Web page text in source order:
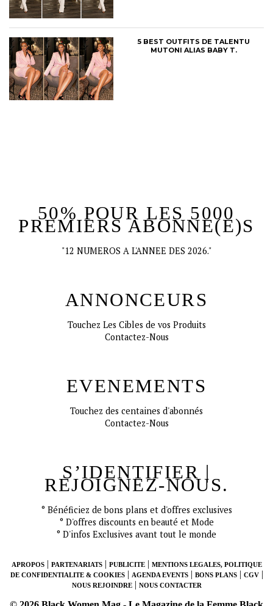
5 BEST OUTFITS DE TALENTU
MUTONI ALIAS BABY T.
50% POUR LES 5000
PREMIERS ABONNE(E)S
"12 NUMEROS A L'ANNEE DES 2026."
ANNONCEURS
Touchez Les Cibles de vos Produits
Contactez-Nous
EVENEMENTS
Touchez des centaines d'abonnés
Contactez-Nous
S’IDENTIFIER |
REJOIGNEZ-NOUS.
° Bénéficiez de bons plans et d'offres exclusives
° D'offres discounts en beauté et Mode
° D'infos Exclusives avant tout le monde
APROPOS| PARTENARIATS| PUBLICITE| MENTIONS LEGALES, POLITIQUE
DE CONFIDENTIALITE & COOKIES| AGENDA EVENTS| BONS PLANS| CGV|
NOUS REJOINDRE| NOUS CONTACTER